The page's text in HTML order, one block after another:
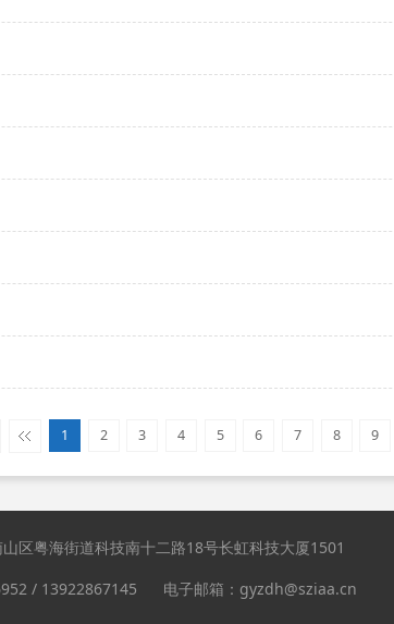
1 2 3 4 5 6 7 8 9
区粤海街道科技南十二路18号长虹科技大厦1501
/ 13922867145 电子邮箱：gyzdh@sziaa.cn